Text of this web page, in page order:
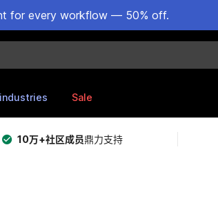
for every workflow — 50% off.
industries Sale
10万+社区成员鼎力支持